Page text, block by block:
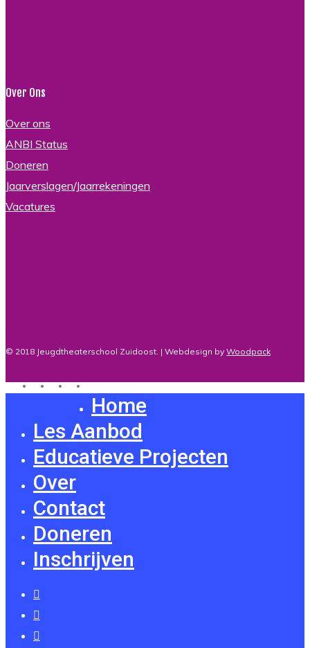
Over Ons
Over ons
ANBI Status
Doneren
Jaarverslagen/Jaarrekeningen
Vacatures
© 2018 Jeugdtheaterschool Zuidoost. | Webdesign by Woodpack
twitterfacebook
youtubeinstagram
Close
Menu
Home
Les Aanbod
Educatieve Projecten
Over
Contact
Doneren
Inschrijven
twitter
facebook
youtube